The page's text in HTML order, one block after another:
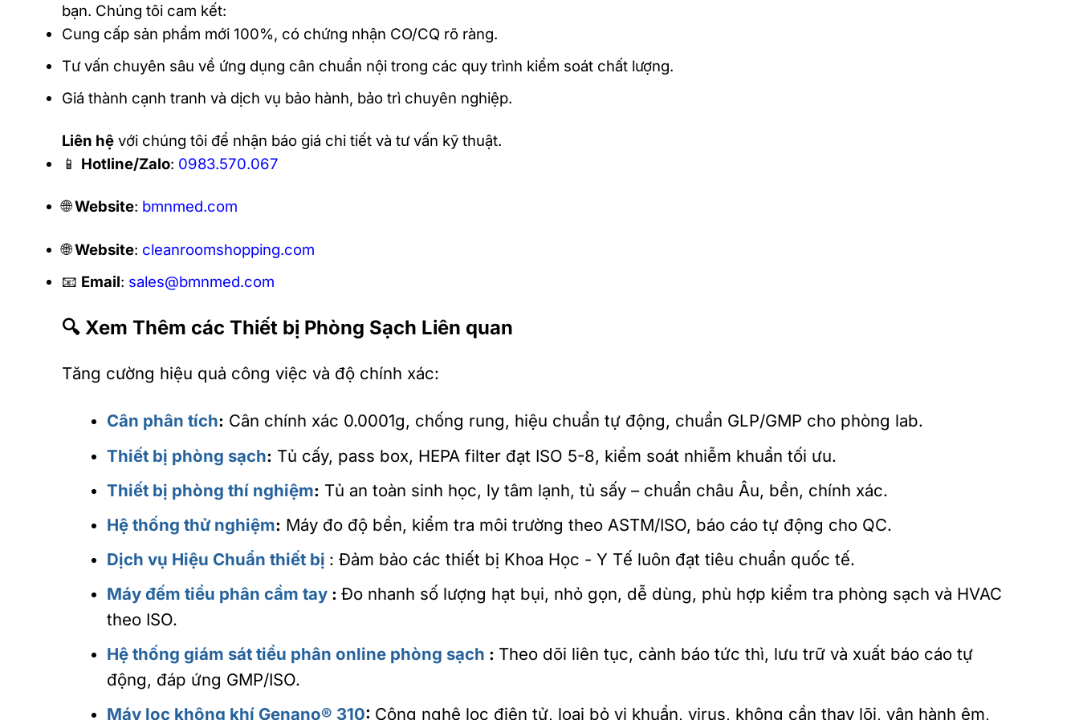
bạn. Chúng tôi cam kết:
Cung cấp sản phẩm mới 100%, có chứng nhận CO/CQ rõ ràng.
Tư vấn chuyên sâu về ứng dụng cân chuẩn nội trong các quy trình kiểm soát chất lượng.
Giá thành cạnh tranh và dịch vụ bảo hành, bảo trì chuyên nghiệp.
Liên hệ với chúng tôi để nhận báo giá chi tiết và tư vấn kỹ thuật.
📱 Hotline/Zalo: 0983.570.067
🌐Website: bmnmed.com
🌐Website: cleanroomshopping.com
📧 Email: sales@bmnmed.com
🔍 Xem Thêm các Thiết bị Phòng Sạch Liên quan
Tăng cường hiệu quả công việc và độ chính xác:
Cân phân tích: Cân chính xác 0.0001g, chống rung, hiệu chuẩn tự động, chuẩn GLP/GMP cho phòng lab.
Thiết bị phòng sạch: Tủ cấy, pass box, HEPA filter đạt ISO 5-8, kiểm soát nhiễm khuẩn tối ưu.
Thiết bị phòng thí nghiệm: Tủ an toàn sinh học, ly tâm lạnh, tủ sấy – chuẩn châu Âu, bền, chính xác.
Hệ thống thử nghiệm: Máy đo độ bền, kiểm tra môi trường theo ASTM/ISO, báo cáo tự động cho QC.
Dịch vụ Hiệu Chuẩn thiết bị : Đảm bảo các thiết bị Khoa Học - Y Tế luôn đạt tiêu chuẩn quốc tế.
Máy đếm tiểu phân cầm tay: Đo nhanh số lượng hạt bụi, nhỏ gọn, dễ dùng, phù hợp kiểm tra phòng sạch và HVAC
theo ISO.
Hệ thống giám sát tiểu phân online phòng sạch : Theo dõi liên tục, cảnh báo tức thì, lưu trữ và xuất báo cáo tự
động, đáp ứng GMP/ISO.
Máy lọc không khí Genano® 310: Công nghệ lọc điện tử, loại bỏ vi khuẩn, virus, không cần thay lõi, vận hành êm,